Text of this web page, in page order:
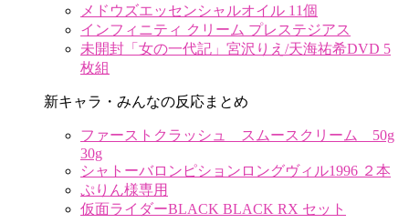
メドウズエッセンシャルオイル 11個
インフィニティ クリーム プレステジアス
未開封「女の一代記」宮沢りえ/天海祐希DVD 5
枚組
新キャラ・みんなの反応まとめ
ファーストクラッシュ スムースクリーム 50g
30g
シャトーバロンピションロングヴィル1996 ２本
ぷりん様専用
仮面ライダーBLACK BLACK RX セット